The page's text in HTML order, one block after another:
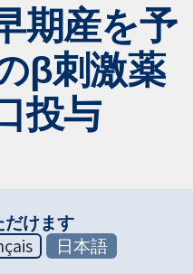
期産を予
β刺激薬
投与
だけます
日本語